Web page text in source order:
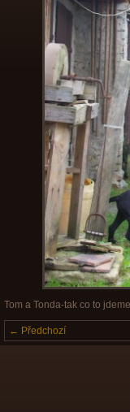
Tom a Tonda-tak co to
← Předchozí